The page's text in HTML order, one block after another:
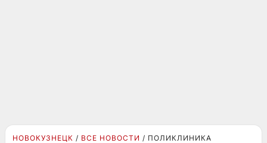
НОВОКУЗНЕЦК ВСЕ НОВОСТИ ПОЛИКЛИНИКА